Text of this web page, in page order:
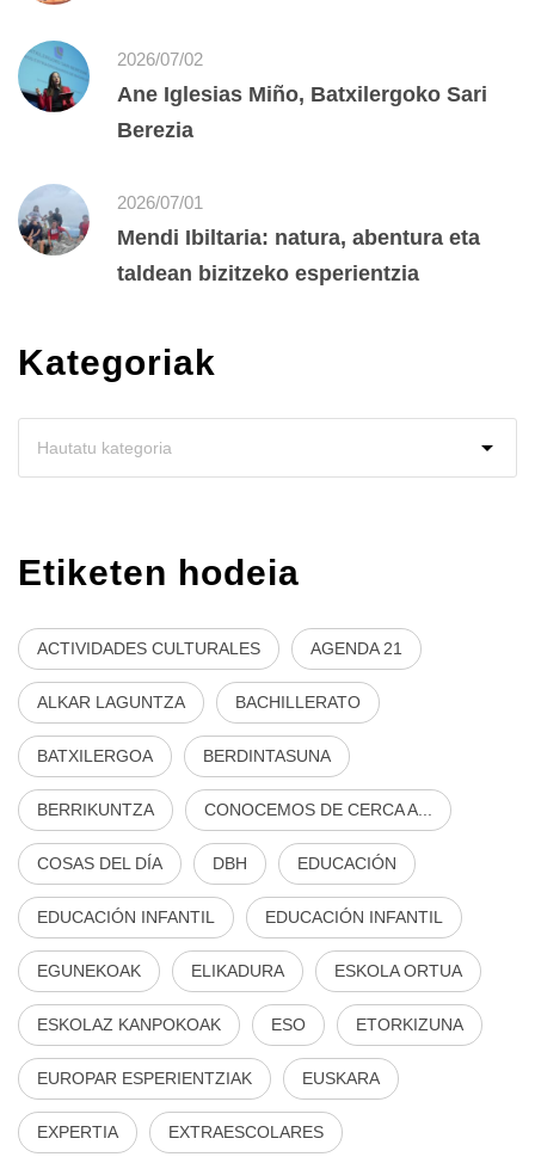
2026/07/02
Ane Iglesias Miño, Batxilergoko Sari
Berezia
2026/07/01
Mendi Ibiltaria: natura, abentura eta
taldean bizitzeko esperientzia
Kategoriak
Etiketen hodeia
ACTIVIDADES CULTURALES AGENDA 21
ALKAR LAGUNTZA BACHILLERATO
BATXILERGOA BERDINTASUNA
BERRIKUNTZA CONOCEMOS DE CERCA A...
COSAS DEL DÍA DBH EDUCACIÓN
EDUCACIÓN INFANTIL EDUCACIÓN INFANTIL
EGUNEKOAK ELIKADURA ESKOLA ORTUA
ESKOLAZ KANPOKOAK ESO ETORKIZUNA
EUROPAR ESPERIENTZIAK EUSKARA
EXPERTIA EXTRAESCOLARES